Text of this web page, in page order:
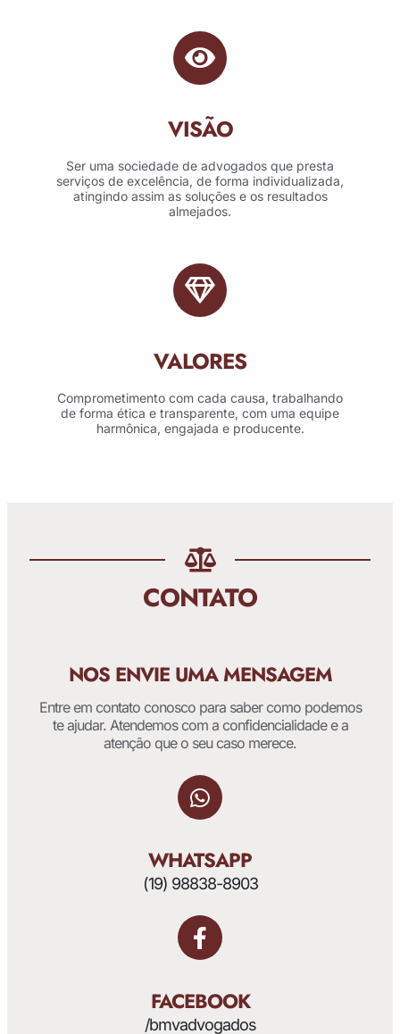
VISÃO
Ser uma sociedade de advogados que presta
serviços de excelência, de forma individualizada,
atingindo assim as soluções e os resultados
almejados.
VALORES
Comprometimento com cada causa, trabalhando
de forma ética e transparente, com uma equipe
harmônica, engajada e producente.
CONTATO
NOS ENVIE UMA MENSAGEM
Entre em contato conosco para saber como podemos
te ajudar. Atendemos com a confidencialidade e a
atenção que o seu caso merece.
WHATSAPP
(19) 98838-8903
FACEBOOK
/bmvadvogados